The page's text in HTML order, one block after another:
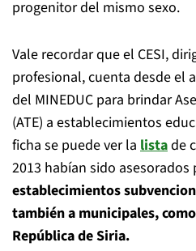
progenitor del mismo sexo.
Vale recordar que el CESI,
profesional, cuenta desde el
del MINEDUC para brindar
(ATE) a establecimientos
ficha se puede ver la listade
2013 habían sido asesorados
establecimientos
también a municipales,
República de Siria.